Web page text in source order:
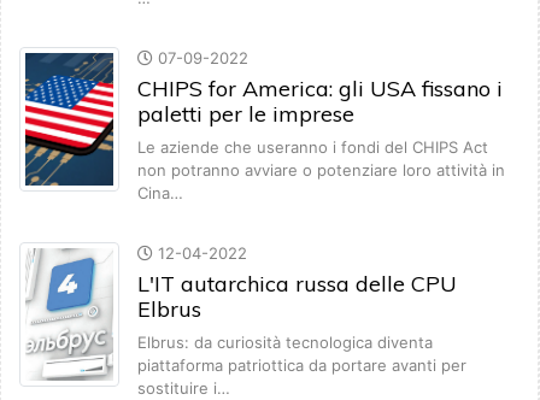
07-09-2022
CHIPS for America: gli USA fissano i
paletti per le imprese
Le aziende che useranno i fondi del CHIPS Act
non potranno avviare o potenziare loro attività in
Cina…
12-04-2022
L'IT autarchica russa delle CPU
Elbrus
Elbrus: da curiosità tecnologica diventa
piattaforma patriottica da portare avanti per
sostituire i…